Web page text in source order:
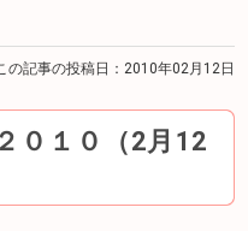
の記事の投稿日：2010年02月12日
０１０（2月12